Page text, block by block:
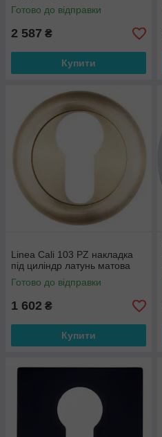
Готово до відправки
2 587 ₴
Купити
Linea Cali 103 PZ накладка
під циліндр латунь матова
Готово до відправки
1 602 ₴
Купити